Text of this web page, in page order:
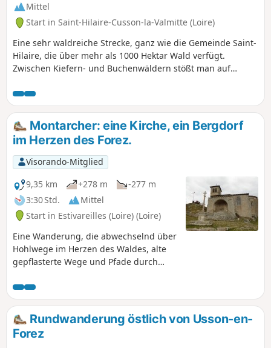
Mittel
Start in Saint-Hilaire-Cusson-la-Valmitte (Loire)
Eine sehr waldreiche Strecke, ganz wie die Gemeinde Saint-
Hilaire, die über mehr als 1000 Hektar Wald verfügt.
Zwischen Kiefern- und Buchenwäldern stößt man auf
eine druidische Stätte erinnert. Auf dem Rückweg macht
man Halt an der Dorfkirche, unter deren Vorhalle eine
Statue des Heiligen Hilaire steht.
Montarcher: eine Kirche, ein Bergdorf
im Herzen des Forez.
Visorando-Mitglied
9,35 km
+278 m
-277 m
3:30 Std.
Mittel
Start in Estivareilles (Loire) (Loire)
Eine Wanderung, die abwechselnd über
Hohlwege im Herzen des Waldes, alte
gepflasterte Wege und Pfade durch
die Entdeckung von Montarcher auf
seinem Felsvorsprung bietet.
Wunderschöne Kreuze säumen diese
Route.Rundwanderung östlich von Usson-en-
Forez